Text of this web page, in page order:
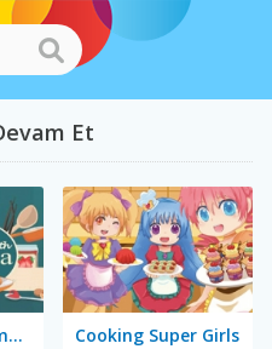
Et
Cooking with Emma: Peanut Butter Cookies Cooking Super Girls